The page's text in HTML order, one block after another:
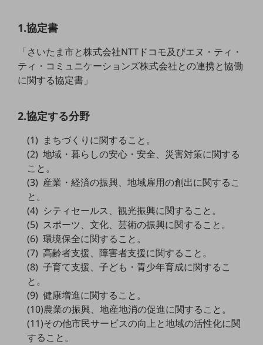
サービス・ソリューションをご紹介
カテゴリーで探す
カテゴリーで探すTOP
ネットワーク・モバイル
電話・映像コミュニケーション
セキュリティ
データ利活用
運用管理
業務支援・マーケティング
災害対策・BCP
課題・ニーズで探す
課題・ニーズで探すTOP
コミュニケーション・情報共有
1.協定書
「さいたま市と株式会社NTTドコモ及びエヌ・ティ・
ティ・コミュニケーションズ株式会社との連携と協働
に関する協定書」
2.協定する分野
(1) まちづくりに関すること。
(2) 地域・暮らしの安心・安全、災害対策に関する
こと。
(3) 産業・経済の振興、地域雇用の創出に関するこ
と。
(4) シティセールス、観光振興に関すること。
(5) スポーツ、文化、芸術の振興に関すること。
(6) 環境保全に関すること。
(7) 高齢者支援、障害者支援に関すること。
(8) 子育て支援、子ども・青少年育成に関するこ
と。
(9) 健康増進に関すること。
(10)農業の振興、地産地消の促進に関すること。
(11)その他市民サービスの向上と地域の活性化に関
すること。